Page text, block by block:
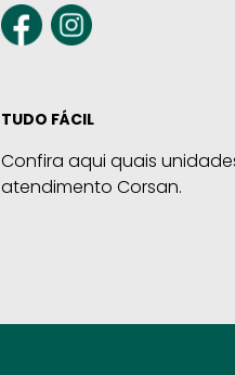
TUDO FÁCIL
Confira aqui quais
atendimento Corsan.